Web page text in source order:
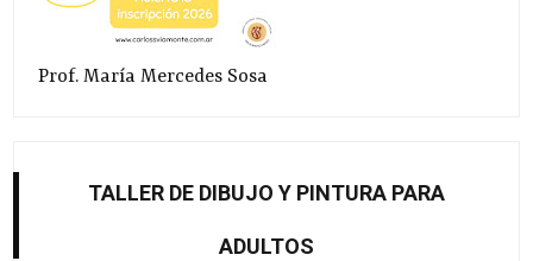
Prof. María Mercedes Sosa
TALLER DE DIBUJO Y PINTURA PARA
ADULTOS